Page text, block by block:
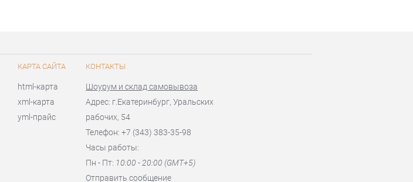
КАРТА САЙТА
html-карта
xml-карта
yml-прайс
КОНТАКТЫ
Шоурум и склад самовывоза
Адрес: г.Екатеринбург, Уральских
рабочих, 54
Телефон: +7 (343) 383-35-98
Часы работы:
Пн - Пт: 10:00 - 20:00 (GMT+5)
Отправить сообщение